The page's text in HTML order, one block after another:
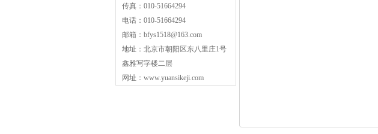
传真：010-51664294
电话：010-51664294
邮箱：bfys1518@163.com
地址：北京市朝阳区东八里庄1号
鑫雅写字楼二层
网址：www.yuansikeji.com